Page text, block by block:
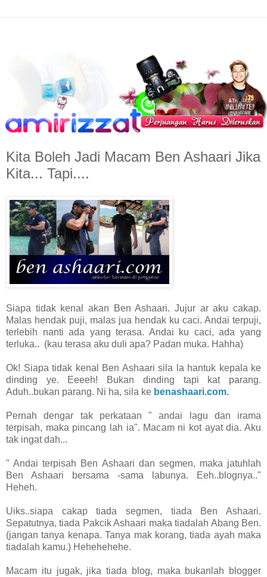
Kita Boleh Jadi Macam Ben Ashaari Jika
Kita... Tapi....
Siapa tidak kenal akan Ben Ashaari. Jujur ar aku cakap.
Malas hendak puji, malas jua hendak ku caci. Andai terpuji,
terlebih nanti ada yang terasa. Andai ku caci, ada yang
terluka.. (kau terasa aku duli apa? Padan muka. Hahha)
Ok! Siapa tidak kenal Ben Ashaari sila la hantuk kepala ke
dinding ye. Eeeeh! Bukan dinding tapi kat parang.
Aduh..bukan parang. Ni ha, sila ke benashaari.com.
Pernah dengar tak perkataan " andai lagu dan irama
terpisah, maka pincang lah ia". Macam ni kot ayat dia. Aku
tak ingat dah...
" Andai terpisah Ben Ashaari dan segmen, maka jatuhlah
Ben Ashaari bersama -sama labunya. Eeh..blognya.."
Heheh.
Uiks..siapa cakap tiada segmen, tiada Ben Ashaari.
Sepatutnya, tiada Pakcik Ashaari maka tiadalah Abang Ben.
(jangan tanya kenapa. Tanya mak korang, tiada ayah maka
tiadalah kamu.) Hehehehehe.
Macam itu jugak, jika tiada blog, maka bukanlah blogger